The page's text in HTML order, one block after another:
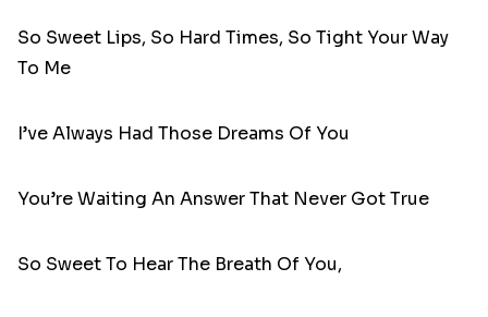
So Sweet Lips, So Hard Times, So Tight Your Way
To Me
I’ve Always Had Those Dreams Of You
You’re Waiting An Answer That Never Got True
So Sweet To Hear The Breath Of You,